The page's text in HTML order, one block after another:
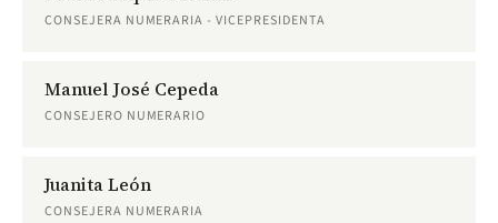
CONSEJERA NUMERARIA - VICEPRESIDENTA
Manuel José Cepeda
CONSEJERO NUMERARIO
Juanita León
CONSEJERA NUMERARIA